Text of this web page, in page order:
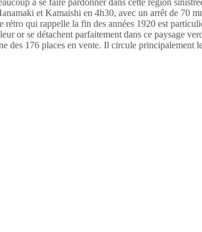
à se faire pardonner dans cette région
et Kamaishi en 4h30, avec un arrêt de 70
rétro qui rappelle la fin des années 1920 est
or se détachent parfaitement dans ce paysage
176 places en vente. Il circule principalement